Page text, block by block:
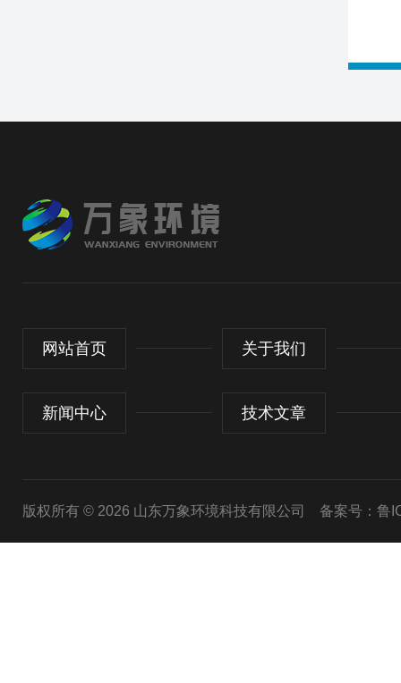
网站首页 关于我们
新闻中心 技术文章
版权所有 © 2026 山东万象环境科技有限公司 备案号：鲁